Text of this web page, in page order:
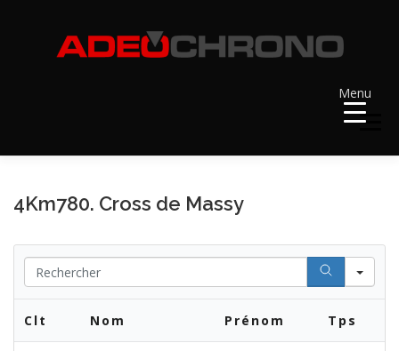
Menu
Menu
RÉCOMPENSES DOSSARDS
CONTACT ET LIENS UTILES
4Km780. Cross de Massy
Clt Nom Prénom Tps